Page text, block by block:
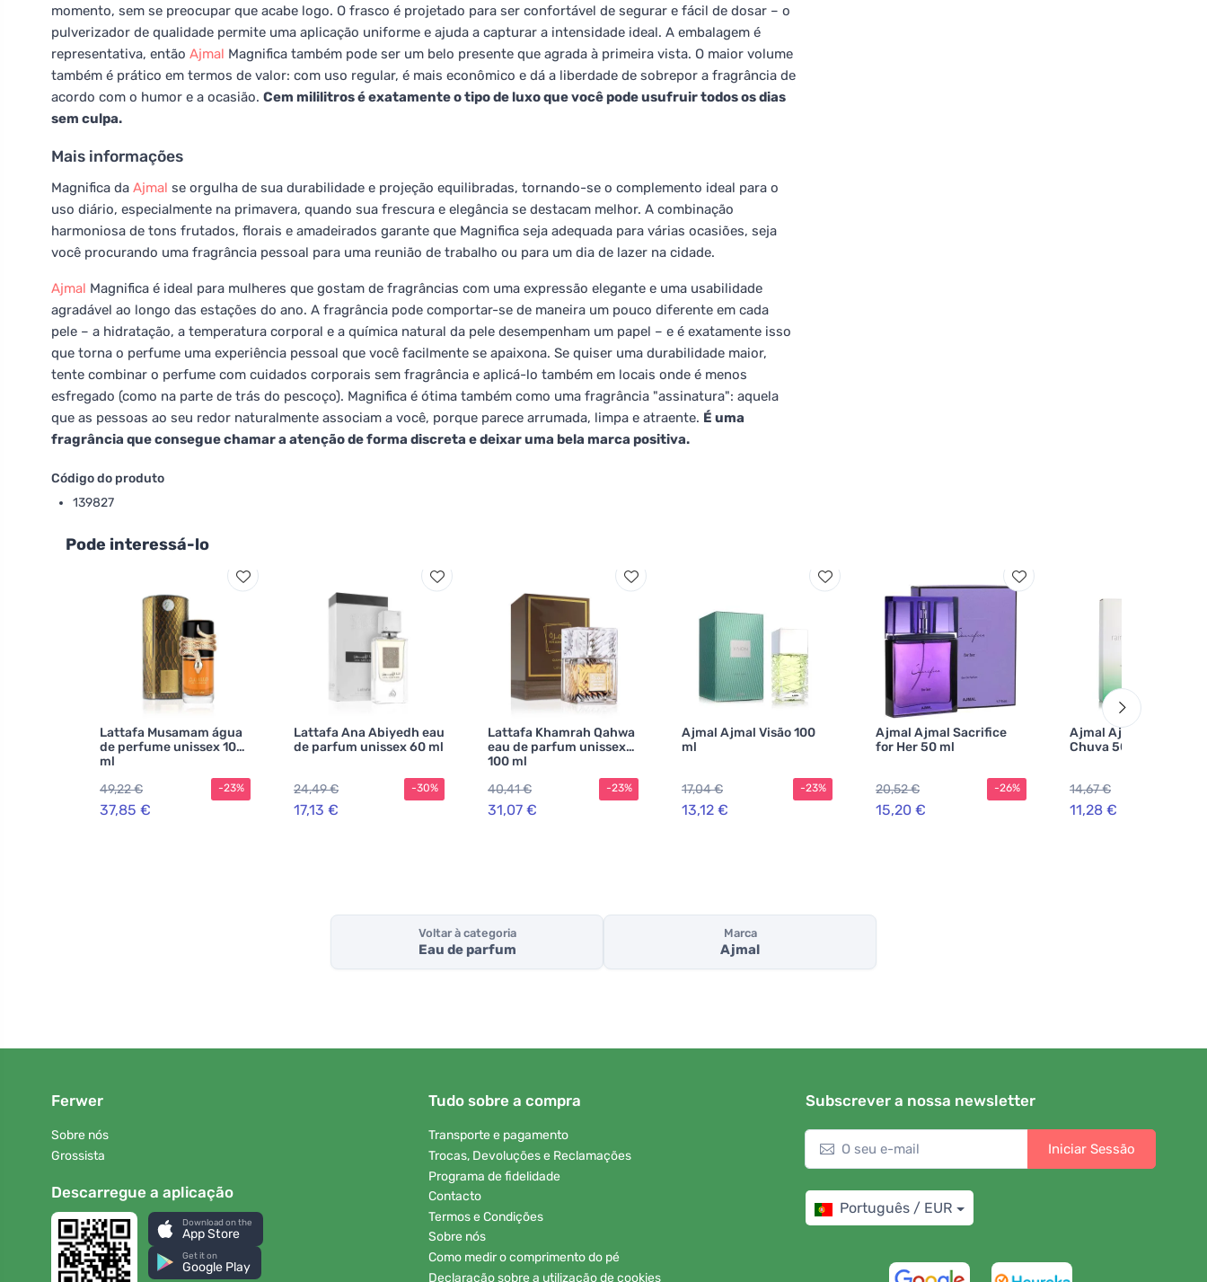
momento, sem se preocupar que acabe logo. O frasco é projetado para ser confortável de segurar e fácil de dosar – o
pulverizador de qualidade permite uma aplicação uniforme e ajuda a capturar a intensidade ideal. A embalagem é
representativa, então Ajmal Magnifica também pode ser um belo presente que agrada à primeira vista. O maior volume
também é prático em termos de valor: com uso regular, é mais econômico e dá a liberdade de sobrepor a fragrância de
acordo com o humor e a ocasião. Cem mililitros é exatamente o tipo de luxo que você pode usufruir todos os dias
sem culpa.
Mais informações
Magnifica da Ajmal se orgulha de sua durabilidade e projeção equilibradas, tornando-se o complemento ideal para o
uso diário, especialmente na primavera, quando sua frescura e elegância se destacam melhor. A combinação
harmoniosa de tons frutados, florais e amadeirados garante que Magnifica seja adequada para várias ocasiões, seja
você procurando uma fragrância pessoal para uma reunião de trabalho ou para um dia de lazer na cidade.
Ajmal Magnifica é ideal para mulheres que gostam de fragrâncias com uma expressão elegante e uma usabilidade
agradável ao longo das estações do ano. A fragrância pode comportar-se de maneira um pouco diferente em cada
pele – a hidratação, a temperatura corporal e a química natural da pele desempenham um papel – e é exatamente isso
que torna o perfume uma experiência pessoal que você facilmente se apaixona. Se quiser uma durabilidade maior,
tente combinar o perfume com cuidados corporais sem fragrância e aplicá-lo também em locais onde é menos
esfregado (como na parte de trás do pescoço). Magnifica é ótima também como uma fragrância "assinatura": aquela
que as pessoas ao seu redor naturalmente associam a você, porque parece arrumada, limpa e atraente. É uma
fragrância que consegue chamar a atenção de forma discreta e deixar uma bela marca positiva.
Código do produto
139827
Pode interessá-lo
Lattafa Musamam água
de perfume unissex 100
ml
49,22 €
37,85 €
-23%
Lattafa Ana Abiyedh eau
de parfum unissex 60 ml
24,49 €
17,13 €
-30%
Lattafa Khamrah Qahwa
eau de parfum unissex
100 ml
40,41 €
31,07 €
-23%
Ajmal Ajmal Visão 100
ml
17,04 €
13,12 €
-23%
Ajmal Ajmal Sacrifice
for Her 50 ml
20,52 €
15,20 €
-26%
Ajmal Ajmal Gotas de
Chuva 50 ml
14,67 €
11,28 €
Voltar à categoria
Eau de parfum
Marca
Ajmal
Ferwer
Sobre nós
Grossista
Descarregue a aplicação
Download on the
App Store
Get it on
Google Play
Tudo sobre a compra
Transporte e pagamento
Trocas, Devoluções e Reclamações
Programa de fidelidade
Contacto
Termos e Condições
Sobre nós
Como medir o comprimento do pé
Declaração sobre a utilização de cookies
Subscrever a nossa newsletter
Iniciar Sessão
Português / EUR